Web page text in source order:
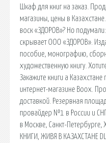
Шкаф для книг на заказ.
магазины, цены в
воск «ЗДОРОВ»? Но
скрывает ООО «ЗДОРОВ».
пособие, монографию,
художественную книгу.
Закажите книги а
интернет-магазине Boox.
доставкой. Резервная
провайдер №1 в России и
в Москве, Санкт-
КНИГИ, ЖИВЯ В КАЗАХСТАНЕ